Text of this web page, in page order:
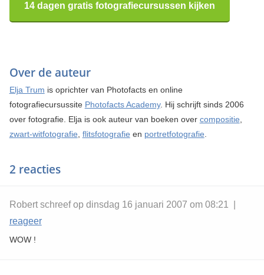
14 dagen gratis fotografiecursussen kijken
Over de auteur
Elja Trum is oprichter van Photofacts en online
fotografiecursussite Photofacts Academy. Hij schrijft sinds 2006
over fotografie. Elja is ook auteur van boeken over compositie,
zwart-witfotografie, flitsfotografie en portretfotografie.
2 reacties
Robert schreef op dinsdag 16 januari 2007 om 08:21 |
reageer
WOW !